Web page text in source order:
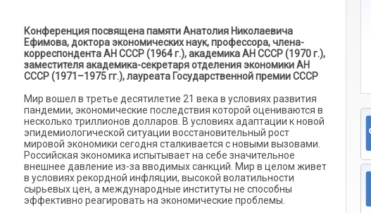
Конференция посвящена памяти Анатолия Николаевича
Ефимова, доктора экономических наук, профессора, члена-
корреспондента АН СССР (1964 г.), академика АН СССР (1970 г.),
заместителя академика-секретаря отделения экономики АН
СССР (1971–1975 гг.), лауреата Государственной премии СССР
Мир вошел в третье десятилетие 21 века в условиях развития
пандемии, экономические последствия которой оцениваются в
несколько триллионов долларов. В условиях адаптации к новой
эпидемиологической ситуации восстановительный рост
мировой экономики сегодня сталкивается с новыми вызовами.
Российская экономика испытывает на себе значительное
внешнее давление из-за вводимых санкций. Мир в целом живет
в условиях рекордной инфляции, высокой волатильности
сырьевых цен, а международные институты не способны
эффективно реагировать на экономические проблемы.